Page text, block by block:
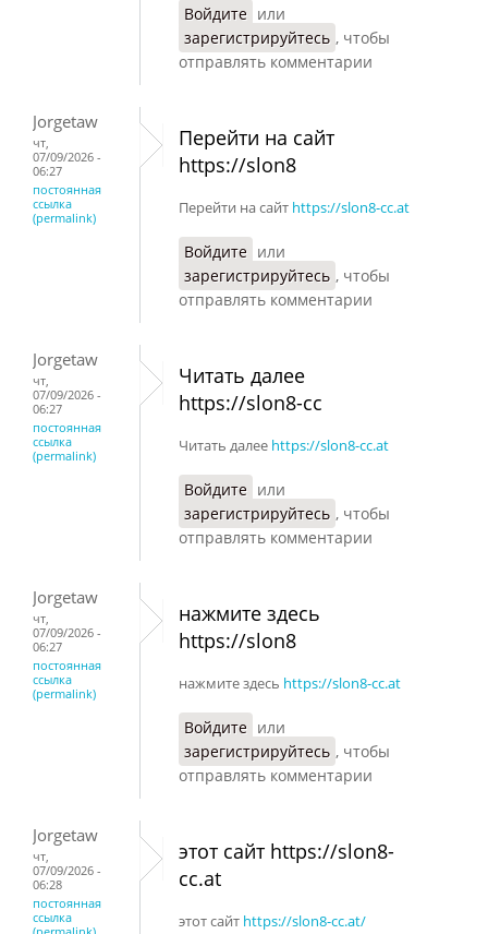
Войдите или
зарегистрируйтесь , чтобы
отправлять комментарии
Jorgetaw
чт,
07/09/2026 -
06:27
постоянная
ссылка
(permalink)
Перейти на сайт
https://slon8
Перейти на сайт https://slon8-cc.at
Войдите или
зарегистрируйтесь , чтобы
отправлять комментарии
Jorgetaw
чт,
07/09/2026 -
06:27
постоянная
ссылка
(permalink)
Читать далее
https://slon8-cc
Читать далее https://slon8-cc.at
Войдите или
зарегистрируйтесь , чтобы
отправлять комментарии
Jorgetaw
чт,
07/09/2026 -
06:27
постоянная
ссылка
(permalink)
нажмите здесь
https://slon8
нажмите здесь https://slon8-cc.at
Войдите или
зарегистрируйтесь , чтобы
отправлять комментарии
Jorgetaw
чт,
07/09/2026 -
06:28
постоянная
ссылка
(permalink)
этот сайт https://slon8-
cc.at
этот сайт https://slon8-cc.at/